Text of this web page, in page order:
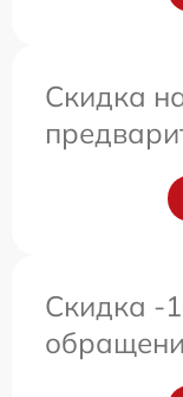
Скидка
Скидка -